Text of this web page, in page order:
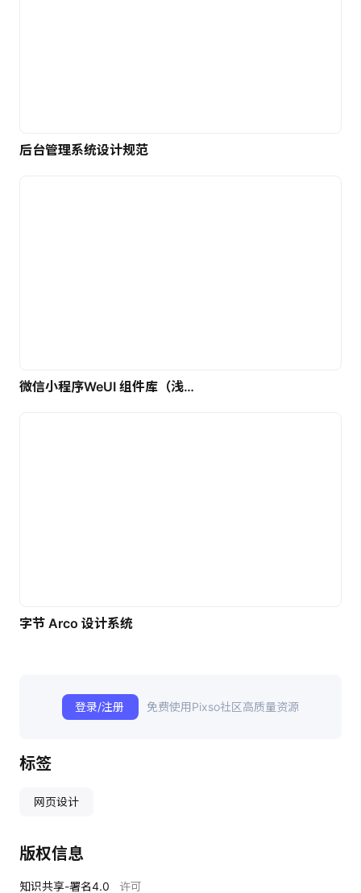
后台管理系统设计规范
微信小程序WeUI 组件库（浅色）| 免费UI设计素材
字节 Arco 设计系统
登录/注册 免费使用Pixso社区高质量资源
标签
网页设计
版权信息
知识共享-署名4.0 许可